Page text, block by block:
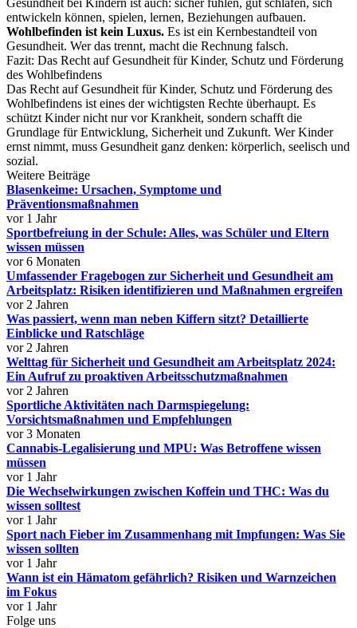
Gesundheit bei Kindern ist auch: sicher fühlen, gut schlafen, sich
entwickeln können, spielen, lernen, Beziehungen aufbauen.
Wohlbefinden ist kein Luxus. Es ist ein Kernbestandteil von
Gesundheit. Wer das trennt, macht die Rechnung falsch.
Fazit: Das Recht auf Gesundheit für Kinder, Schutz und Förderung
des Wohlbefindens
Das Recht auf Gesundheit für Kinder, Schutz und Förderung des
Wohlbefindens ist eines der wichtigsten Rechte überhaupt. Es
schützt Kinder nicht nur vor Krankheit, sondern schafft die
Grundlage für Entwicklung, Sicherheit und Zukunft. Wer Kinder
ernst nimmt, muss Gesundheit ganz denken: körperlich, seelisch und
sozial.
Weitere Beiträge
Blasenkeime: Ursachen, Symptome und
Präventionsmaßnahmen
vor 1 Jahr
Sportbefreiung in der Schule: Alles, was Schüler und Eltern
wissen müssen
vor 6 Monaten
Umfassender Fragebogen zur Sicherheit und Gesundheit am
Arbeitsplatz: Risiken identifizieren und Maßnahmen ergreifen
vor 2 Jahren
Was passiert, wenn man neben Kiffern sitzt? Detaillierte
Einblicke und Ratschläge
vor 2 Jahren
Welttag für Sicherheit und Gesundheit am Arbeitsplatz 2024:
Ein Aufruf zu proaktiven Arbeitsschutzmaßnahmen
vor 2 Jahren
Sportliche Aktivitäten nach Darmspiegelung:
Vorsichtsmaßnahmen und Empfehlungen
vor 3 Monaten
Cannabis-Legalisierung und MPU: Was Betroffene wissen
müssen
vor 1 Jahr
Die Wechselwirkungen zwischen Koffein und THC: Was du
wissen solltest
vor 1 Jahr
Sport nach Fieber im Zusammenhang mit Impfungen: Was Sie
wissen sollten
vor 1 Jahr
Wann ist ein Hämatom gefährlich? Risiken und Warnzeichen
im Fokus
vor 1 Jahr
Folge uns